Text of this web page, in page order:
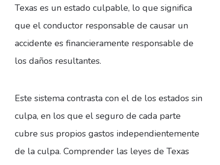
Texas es un estado culpable, lo que significa
que el conductor responsable de causar un
accidente es financieramente responsable de
los daños resultantes.
Este sistema contrasta con el de los estados sin
culpa, en los que el seguro de cada parte
cubre sus propios gastos independientemente
de la culpa. Comprender las leyes de Texas